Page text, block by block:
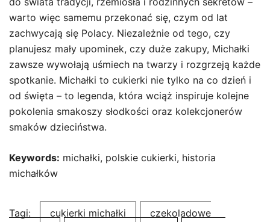
warto więc samemu przekonać się, czym od lat
zachwycają się Polacy. Niezależnie od tego, czy
planujesz mały upominek, czy duże zakupy, Michałki
zawsze wywołają uśmiech na twarzy i rozgrzeją każde
spotkanie. Michałki to cukierki nie tylko na co dzień i
od święta – to legenda, która wciąż inspiruje kolejne
pokolenia smakoszy słodkości oraz kolekcjonerów
smaków dzieciństwa.
Keywords: michałki, polskie cukierki, historia
michałków
Tagi: cukierki michałki
czekoladowe